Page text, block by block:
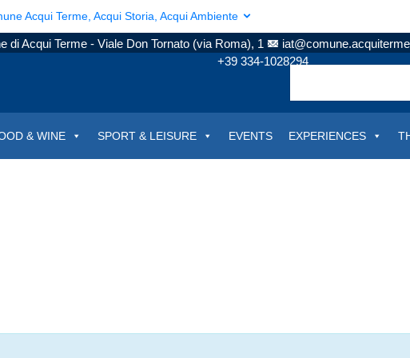
Acqui Terme, Acqui Storia, Acqui Ambiente
di Acqui Terme - Viale Don Tornato (via Roma), 1
+39 334-1028294
& WINE SPORT & LEISURE EVENTS EXPERIENCES